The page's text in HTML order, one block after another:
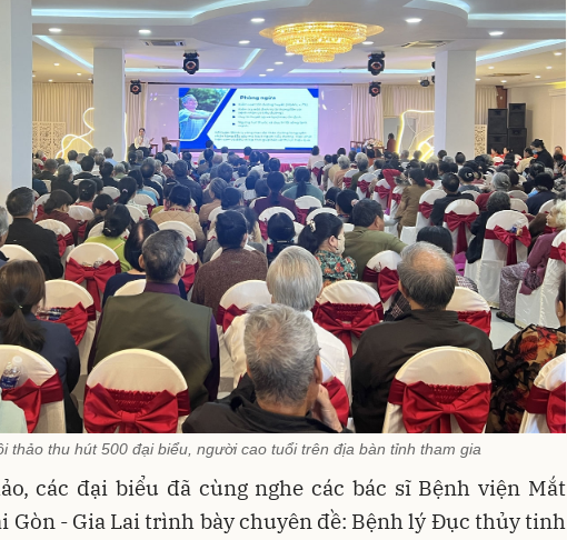
thảo thu hút 500 đại biểu, người cao tuổi trên địa bàn tỉnh tham gia
các đại biểu đã cùng nghe các bác sĩ Bệnh viện Mắt
Gòn - Gia Lai trình bày chuyên đề: Bệnh lý Đục thủy tinh